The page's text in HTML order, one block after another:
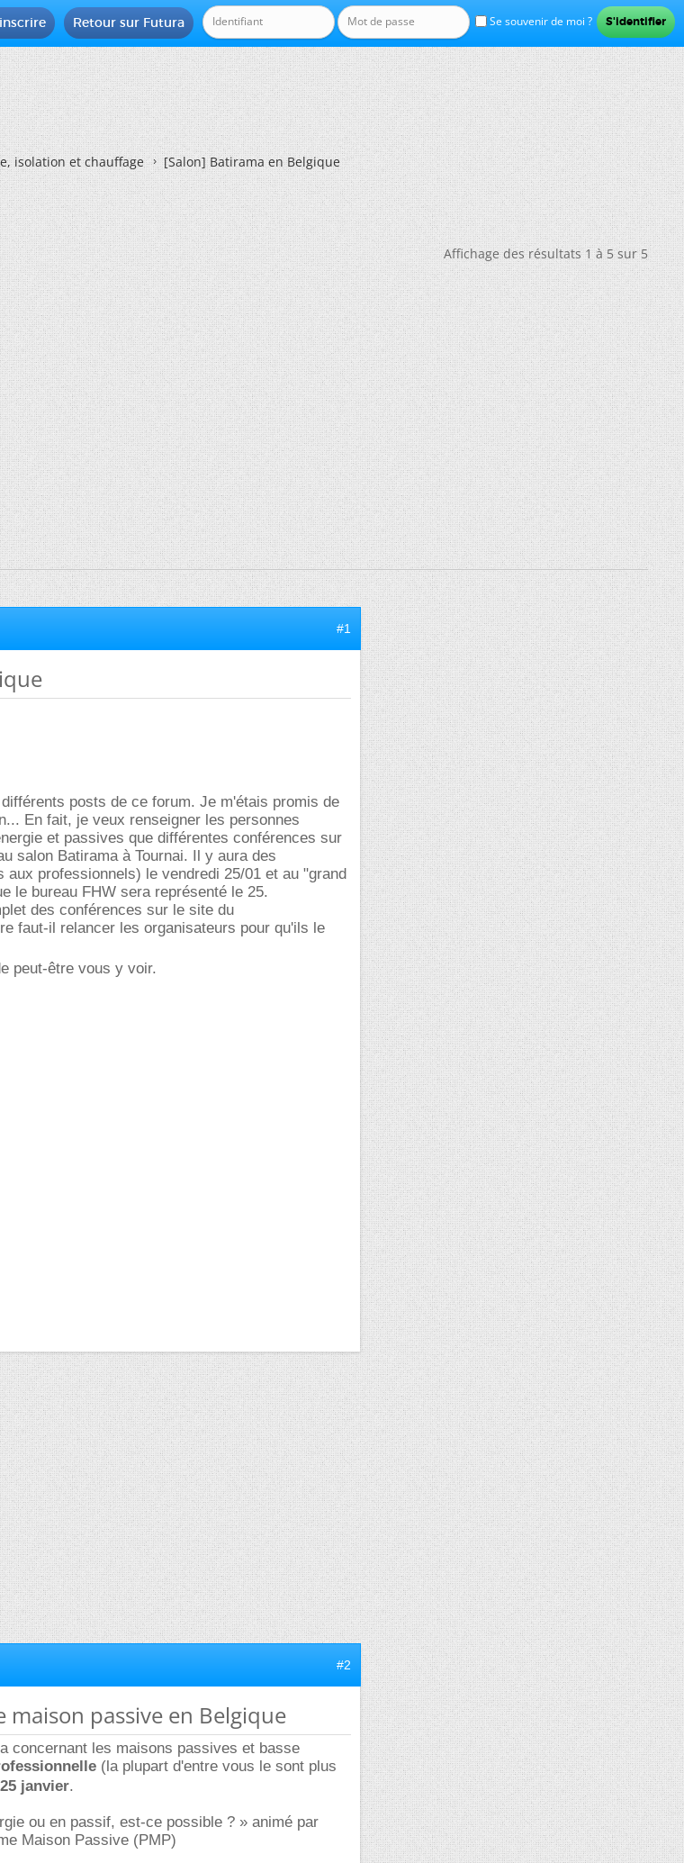
Se souvenir de moi ?
Retour sur Futura
isolation et chauffage [Salon] Batirama en Belgique
Affichage des résultats 1 à 5 sur 5
#1
posts de ce forum. Je m'étais promis de
En fait, je veux renseigner les personnes
et passives que différentes conférences sur
salon Batirama à Tournai. Il y aura des
professionnels) le vendredi 25/01 et au "grand
le bureau FHW sera représenté le 25.
des conférences sur le site du
faut-il relancer les organisateurs pour qu'ils le
peut-être vous y voir.
#2
passive en Belgique
concernant les maisons passives et basse
(la plupart d'entre vous le sont plus
janvier.
ou en passif, est-ce possible ? » animé par
Maison Passive (PMP)